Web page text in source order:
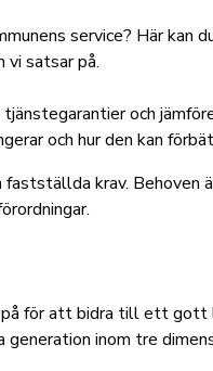
service? Här kan
vi satsar på.
och
och hur den kan
krav. Behoven
för att bidra till ett gott
inom tre